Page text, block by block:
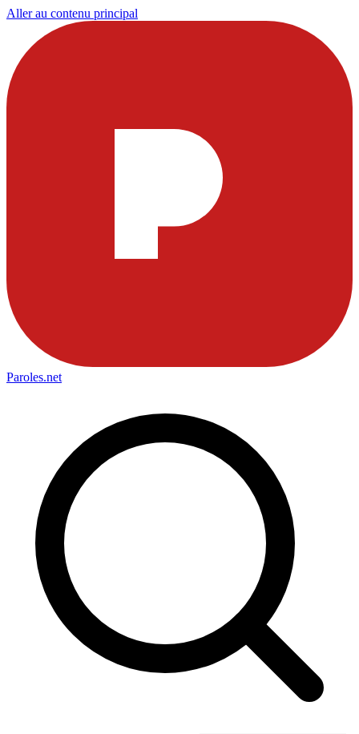
Aller au contenu principal
Paroles.net